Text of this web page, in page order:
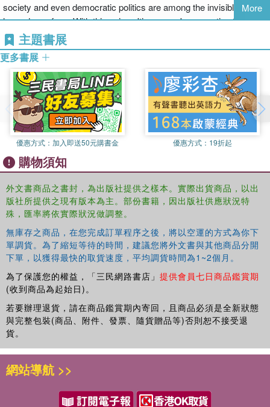
society and even democratic politics are among the invisible
hazards we face. With this unique 'timescape' perspective the
author dislodges assumptions about environmental change,
enables a rethinking of environmental problems and provides the
potential for new strategies to deal with environmental hazards.
More
主題書展
更多書展
優惠方式： 加入即送50元購書金 優惠方式： 19折起
購物須知
外文書商品之書封，為出版社提供之樣本。實際出貨商品，以出
版社所提供之現有版本為主。部份書籍，因出版社供應狀況特
殊，匯率將依實際狀況做調整。
無庫存之商品，在您完成訂單程序之後，將以空運的方式為你下
單調貨。為了縮短等待的時間，建議您將外文書與其他商品分開
下單，以獲得最快的取貨速度，平均調貨時間為1~2個月。
為了保護您的權益，「三民網路書店」 提供會員七日商品鑑賞期
(收到商品為起始日)。
若要辦理退貨，請在商品鑑賞期內寄回，且商品必須是全新狀態
與完整包裝(商品、附件、發票、隨貨贈品等)否則恕不接受退
貨。
網站導航 >>